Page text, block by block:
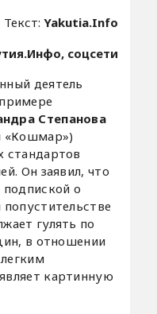
Текст:Yakutia.Info
соцсети
деятель
Степанова
«Кошмар»)
стандартов
Он заявил, что
о
гулять по
в отношении
картинную